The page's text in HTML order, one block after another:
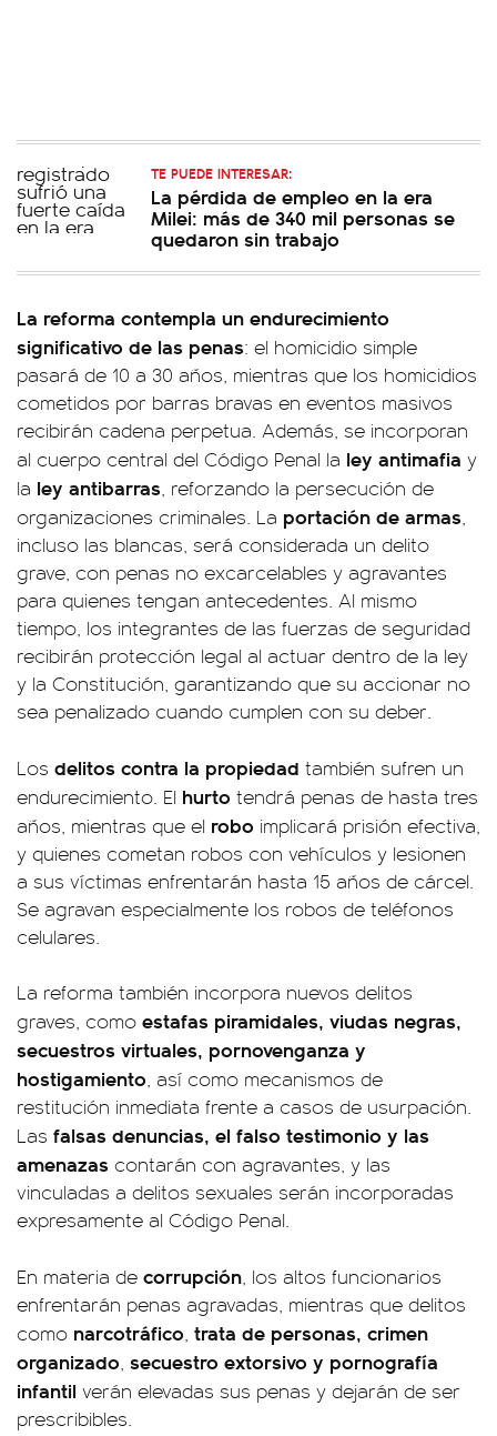
TE PUEDE INTERESAR:
La pérdida de empleo en la era
Milei: más de 340 mil personas se
quedaron sin trabajo
La reforma contempla un endurecimiento
significativo de las penas: el homicidio simple
pasará de 10 a 30 años, mientras que los homicidios
cometidos por barras bravas en eventos masivos
recibirán cadena perpetua. Además, se incorporan
al cuerpo central del Código Penal la ley antimafia y
la ley antibarras, reforzando la persecución de
organizaciones criminales. La portación de armas,
incluso las blancas, será considerada un delito
grave, con penas no excarcelables y agravantes
para quienes tengan antecedentes. Al mismo
tiempo, los integrantes de las fuerzas de seguridad
recibirán protección legal al actuar dentro de la ley
y la Constitución, garantizando que su accionar no
sea penalizado cuando cumplen con su deber.
Los delitos contra la propiedad también sufren un
endurecimiento. El hurto tendrá penas de hasta tres
años, mientras que el robo implicará prisión efectiva,
y quienes cometan robos con vehículos y lesionen
a sus víctimas enfrentarán hasta 15 años de cárcel.
Se agravan especialmente los robos de teléfonos
celulares.
La reforma también incorpora nuevos delitos
graves, como estafas piramidales, viudas negras,
secuestros virtuales, pornovenganza y
hostigamiento, así como mecanismos de
restitución inmediata frente a casos de usurpación.
Las falsas denuncias, el falso testimonio y las
amenazas contarán con agravantes, y las
vinculadas a delitos sexuales serán incorporadas
expresamente al Código Penal.
En materia de corrupción, los altos funcionarios
enfrentarán penas agravadas, mientras que delitos
como narcotráfico, trata de personas, crimen
organizado, secuestro extorsivo y pornografía
infantil verán elevadas sus penas y dejarán de ser
prescribibles.